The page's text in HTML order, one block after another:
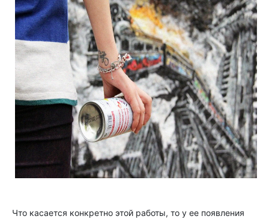
Что касается конкретно этой работы, то у ее появления